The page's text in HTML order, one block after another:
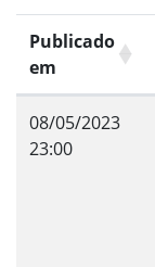
Publicado
em
08/05/2023
23:00